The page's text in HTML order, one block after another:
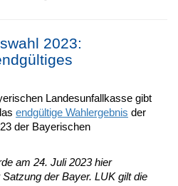
2023:
Landesunfallkasse gibt
endgültige Wahlergebnis der
der Bayerischen
am 24. Juli 2023 hier
der Bayer. LUK gilt die